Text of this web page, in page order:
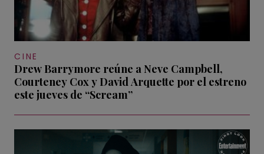
CINE
Drew Barrymore reúne a Neve Campbell,
Courteney Cox y David Arquette por el estreno
este jueves de “Scream”